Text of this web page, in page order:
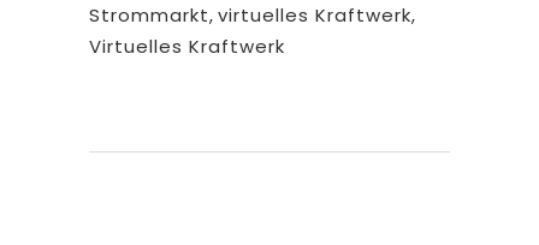
Strommarkt,virtuelles Kraftwerk,
Virtuelles Kraftwerk